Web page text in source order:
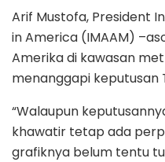
Arif Mustofa, President
in America (IMAAM)
Amerika di kawasan
menanggapi keputusan
“Walaupun
khawatir tetap ada
grafiknya belum tentu